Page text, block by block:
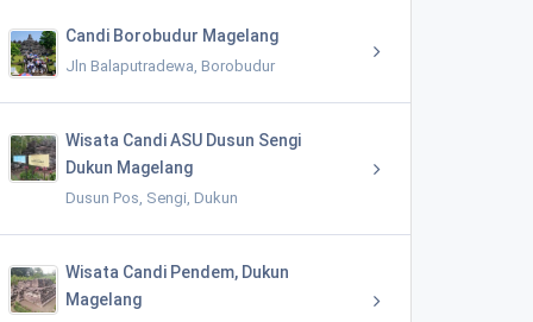
Candi Borobudur Magelang
Jln Balaputradewa, Borobudur
Wisata Candi ASU Dusun Sengi
Dukun Magelang
Dusun Pos, Sengi, Dukun
Wisata Candi Pendem, Dukun
Magelang